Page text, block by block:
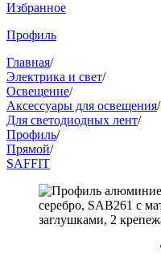
Избранное
Профиль
Главная/
Электрика и свет/
Освещение/
Аксессуары для освещения/
Для светодиодных лент/
Профиль/
Прямой/
SAFFIT